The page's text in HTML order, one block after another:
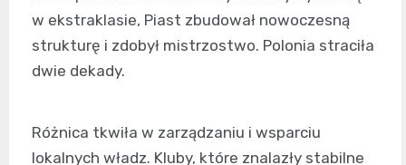
w ekstraklasie, Piast zbudował nowoczesną
strukturę i zdobył mistrzostwo. Polonia straciła
dwie dekady.
Różnica tkwiła w zarządzaniu i wsparciu
lokalnych władz. Kluby, które znalazły stabilne